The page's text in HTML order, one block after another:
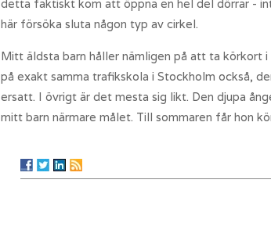
detta faktiskt kom att öppna en hel del dörrar -
här försöka sluta någon typ av cirkel.
Mitt äldsta barn håller nämligen på att ta körkort
på exakt samma trafikskola i Stockholm också,
ersatt. I övrigt är det mesta sig likt. Den djupa
mitt barn närmare målet. Till sommaren får hon